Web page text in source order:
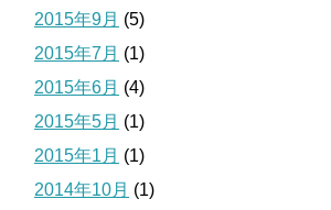
2015年9月 (5)
2015年7月 (1)
2015年6月 (4)
2015年5月 (1)
2015年1月 (1)
2014年10月 (1)